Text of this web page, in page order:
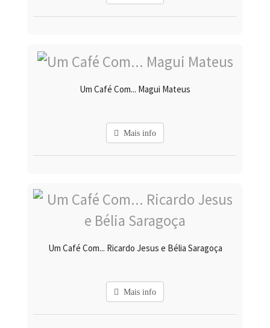
Um Café Com... Magui Mateus
Mais info
Um Café Com... Ricardo Jesus e Bélia Saragoça
Mais info